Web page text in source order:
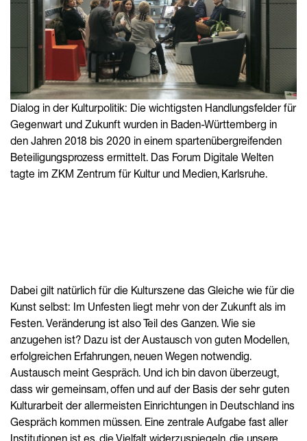
Dialog in der Kulturpolitik: Die wichtigsten Handlungsfelder für
Gegenwart und Zukunft wurden in Baden-Württemberg in
den Jahren 2018 bis 2020 in einem spartenübergreifenden
Beteiligungsprozess ermittelt. Das Forum Digitale Welten
tagte im ZKM Zentrum für Kultur und Medien, Karlsruhe.
Dabei gilt natürlich für die Kulturszene das Gleiche wie für die
Kunst selbst: Im Unfesten liegt mehr von der Zukunft als im
Festen. Veränderung ist also Teil des Ganzen. Wie sie
anzugehen ist? Dazu ist der Austausch von guten Modellen,
erfolgreichen Erfahrungen, neuen Wegen notwendig.
Austausch meint Gespräch. Und ich bin davon überzeugt,
dass wir gemeinsam, offen und auf der Basis der sehr guten
Kulturarbeit der allermeisten Einrichtungen in Deutschland ins
Gespräch kommen müssen. Eine zentrale Aufgabe fast aller